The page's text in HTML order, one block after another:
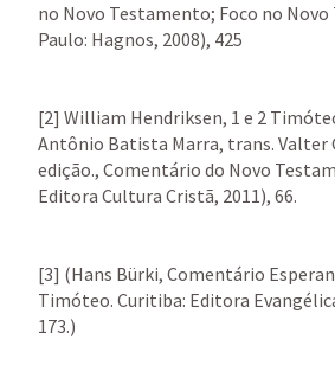
no Novo Testamento; Foco no
Paulo: Hagnos, 2008), 425
[2] William Hendriksen, 1 e 2
Antônio Batista Marra, trans. Valter
edição., Comentário do Novo
Editora Cultura Cristã, 2011), 66.
[3] (Hans Bürki, Comentário
Timóteo. Curitiba: Editora
173.)